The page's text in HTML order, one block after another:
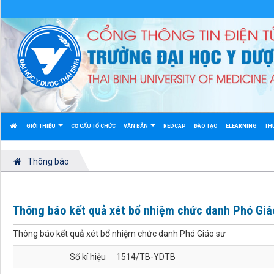
GIỚI THIỆU CƠ CẤU TỔ CHỨC VĂN BẢN REDCAP ĐÀO TẠO ELEARNING
Thông báo
Thông báo kết quả xét bổ nhiệm chức danh Phó
Thông báo kết quả xét bổ nhiệm chức danh Phó Giáo sư
Số kí hiệu 1514/TB-YDTB